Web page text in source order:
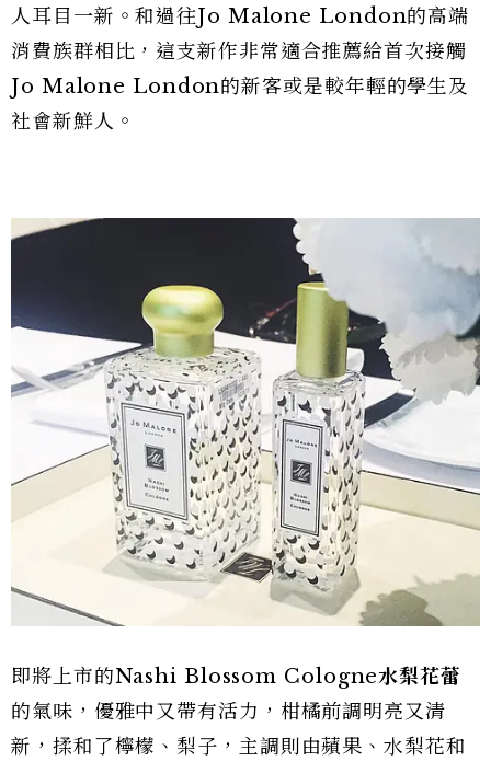
人耳目一新。和過往Jo Malone London的高端
消費族群相比，這支新作非常適合推薦給首次接觸
Jo Malone London的新客或是較年輕的學生及
社會新鮮人。
即將上市的Nashi Blossom Cologne水梨花蕾
的氣味，優雅中又帶有活力，柑橘前調明亮又清
新，揉和了檸檬、梨子，主調則由蘋果、水梨花和